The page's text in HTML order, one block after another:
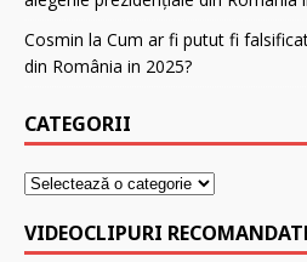
Cosmin la Cum ar fi putut fi
din România in 2025?
CATEGORII
VIDEOCLIPURI